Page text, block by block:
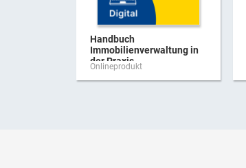
Handbuch
Immobilienverwaltung in
der Praxis
Onlineprodukt